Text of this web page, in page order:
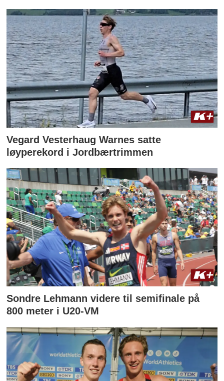
Vegard Vesterhaug Warnes satte
løyperekord i Jordbærtrimmen
Sondre Lehmann videre til semifinale på
800 meter i U20-VM